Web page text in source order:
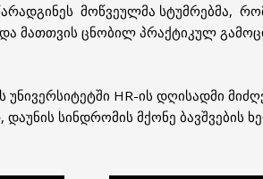
მოწვეულმა სტუმრებმა,
მათთვის ცნობილ პრაქტიკულ
HR-ის დღისადმი
დაუნის სინდრომის მქონე ბავშვების